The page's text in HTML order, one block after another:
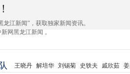
龙江新闻”，获取独家新闻资讯。
网黑龙江新闻 。
王晓丹 解培华 刘锡菊 史轶夫 戚欣茹